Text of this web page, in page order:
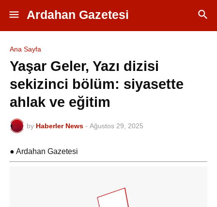
Ardahan Gazetesi
Ana Sayfa
Yaşar Geler, Yazı dizisi
sekizinci bölüm: siyasette
ahlak ve eğitim
by Haberler News - Ağustos 29, 2025
● Ardahan Gazetesi